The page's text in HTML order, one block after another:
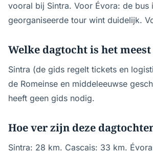
vooral bij Sintra. Voor Évora: de
georganiseerde tour wint duidelijk.
Welke dagtocht is het
Sintra (de gids regelt tickets en
de Romeinse en middeleeuwse
heeft geen gids nodig.
Hoe ver zijn deze
Sintra: 28 km. Cascais: 33 km.